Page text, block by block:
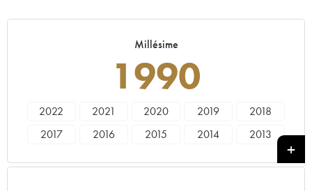
Millésime
1990
2022 2021 2020 2019
2018
2017
2016 2015 2014
2013